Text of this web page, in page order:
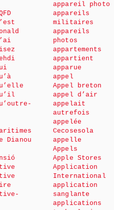
Dianou
appareil photo
appareils
militaires
appareils
photos
appartements
appartient
apparue
appel
Appel breton
appel d’air
appelait
autrefois
appelée
Cecosesola
appelle
Appels
Apple Stores
Application
International
application
sanglante
applications